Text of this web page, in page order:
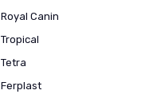
Royal Canin
Tropical
Tetra
Ferplast